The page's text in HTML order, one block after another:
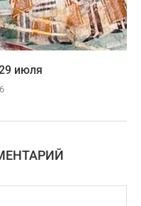
июля